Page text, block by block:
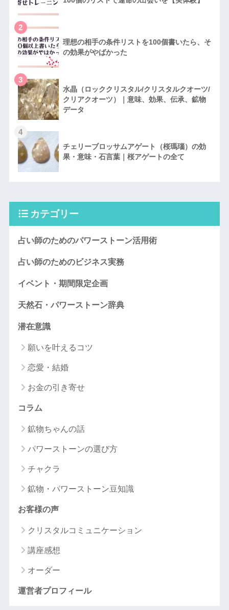
2
理想の相手の条件リストを100個書いたら、そ
の効果がやばかった
3
水晶（ロッククリスタル/クリスタルクオーツ/
クリアクオーツ）｜意味、効果、伝承、鉱物
データ
4
チェリーブロッサムアゲート（桜瑪瑙）の効
果・意味・石言葉｜桜アゲートの全て
カテゴリー
占い師のためのパワーストーン活用術
占い師のためのビジネス実務
イベント・期間限定企画
天然石・パワーストーン辞典
潜在意識
願いを叶えるコツ
恋愛・結婚
お金の引き寄せ
コラム
鉱物ちゃんの話
パワーストーンの選び方
チャクラ
鉱物・パワーストーン豆知識
お客様の声
クリスタルコミュニケーション
講座感想
オーダー
運営者プロフィール